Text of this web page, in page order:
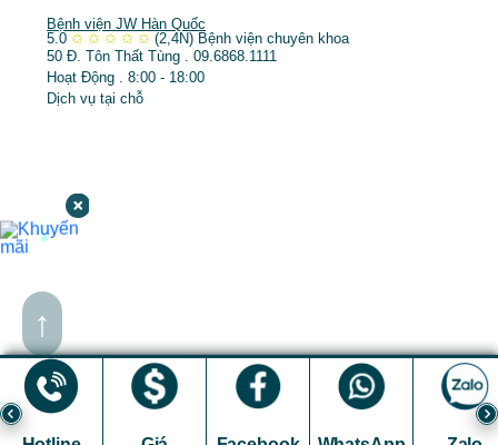
↑
Bệnh viện JW Hàn Quốc
5.0 ✩ ✩ ✩ ✩ ✩ (2,4N) Bệnh viện chuyên khoa
50 Đ. Tôn Thất Tùng . 09.6868.1111
Hoạt Động . 8:00 - 18:00
Dịch vụ tại chỗ